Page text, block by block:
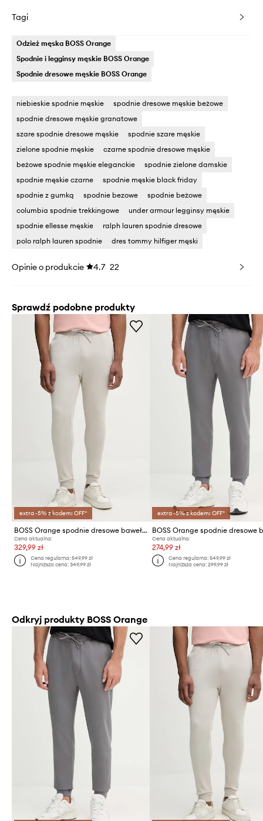
Tagi
Odzież męska BOSS Orange
Spodnie i legginsy męskie BOSS Orange
Spodnie dresowe męskie BOSS Orange
niebieskie spodnie męskie
spodnie dresowe męskie beżowe
spodnie dresowe męskie granatowe
szare spodnie dresowe męskie
spodnie szare męskie
zielone spodnie męskie
czarne spodnie dresowe męskie
beżowe spodnie męskie eleganckie
spodnie zielone damskie
spodnie męskie czarne
spodnie męskie black friday
spodnie z gumką
spodnie bezowe
spodnie beżowe
columbia spodnie trekkingowe
under armour legginsy męskie
spodnie ellesse męskie
ralph lauren spodnie dresowe
polo ralph lauren spodnie
dres tommy hilfiger męski
Opinie o produkcie 4.7 22
Sprawdź podobne produkty
extra -5% z kodem: OFF*
BOSS Orange spodnie dresowe bawełniane
Cena aktualna:
329,99 zł
Cena regularna:549,99 zł
Najniższa cena:349,99 zł
extra -5% z kodem: OFF*
Cena aktualna:
274,99 zł
Cena regularna: 549,99 zł
Najniższa cena: 299,99 zł
Odkryj produkty BOSS Orange